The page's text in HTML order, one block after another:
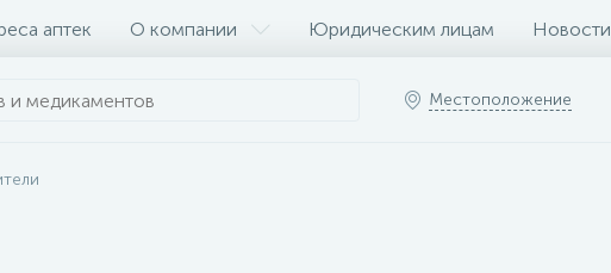
аптек О компании Юридическим лицам Новости
Местоположение